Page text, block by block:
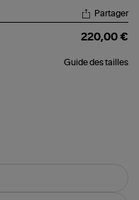
Partager
220,00 €
Guide des tailles